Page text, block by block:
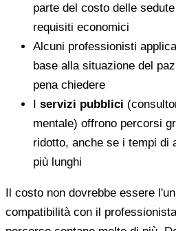
parte del costo delle
requisiti economici
Alcuni professionisti
base alla situazione del
pena chiedere
I servizi pubblici
mentale) offrono percorsi
ridotto, anche se i tempi di
più lunghi
Il costo non dovrebbe essere
compatibilità con il